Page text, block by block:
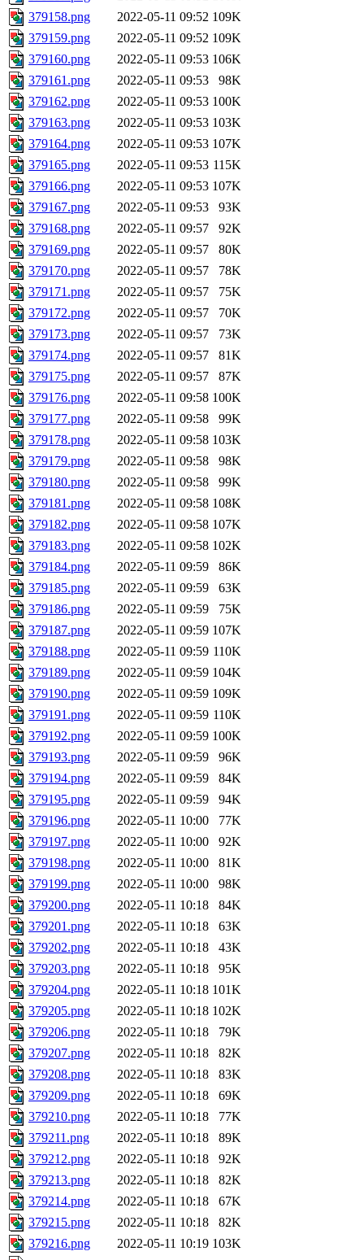
379158.png
2022-05-11 09:52 109K
379159.png
2022-05-11 09:52 109K
379160.png
2022-05-11 09:53 106K
379161.png
2022-05-11 09:53
98K
379162.png
2022-05-11 09:53 100K
379163.png
2022-05-11 09:53 103K
379164.png
2022-05-11 09:53 107K
379165.png
2022-05-11 09:53 115K
379166.png
2022-05-11 09:53 107K
379167.png
2022-05-11 09:53
93K
379168.png
2022-05-11 09:57
92K
379169.png
2022-05-11 09:57
80K
379170.png
2022-05-11 09:57
78K
379171.png
2022-05-11 09:57
75K
379172.png
2022-05-11 09:57
70K
379173.png
2022-05-11 09:57
73K
379174.png
2022-05-11 09:57
81K
379175.png
2022-05-11 09:57
87K
379176.png
2022-05-11 09:58 100K
379177.png
2022-05-11 09:58
99K
379178.png
2022-05-11 09:58 103K
379179.png
2022-05-11 09:58
98K
379180.png
2022-05-11 09:58
99K
379181.png
2022-05-11 09:58 108K
379182.png
2022-05-11 09:58 107K
379183.png
2022-05-11 09:58 102K
379184.png
2022-05-11 09:59
86K
379185.png
2022-05-11 09:59
63K
379186.png
2022-05-11 09:59
75K
379187.png
2022-05-11 09:59 107K
379188.png
2022-05-11 09:59 110K
379189.png
2022-05-11 09:59 104K
379190.png
2022-05-11 09:59 109K
379191.png
2022-05-11 09:59 110K
379192.png
2022-05-11 09:59 100K
379193.png
2022-05-11 09:59
96K
379194.png
2022-05-11 09:59
84K
379195.png
2022-05-11 09:59
94K
379196.png
2022-05-11 10:00
77K
379197.png
2022-05-11 10:00
92K
379198.png
2022-05-11 10:00
81K
379199.png
2022-05-11 10:00
98K
379200.png
2022-05-11 10:18
84K
379201.png
2022-05-11 10:18
63K
379202.png
2022-05-11 10:18
43K
379203.png
2022-05-11 10:18
95K
379204.png
2022-05-11 10:18 101K
379205.png
2022-05-11 10:18 102K
379206.png
2022-05-11 10:18
79K
379207.png
2022-05-11 10:18
82K
379208.png
2022-05-11 10:18
83K
379209.png
2022-05-11 10:18
69K
379210.png
2022-05-11 10:18
77K
379211.png
2022-05-11 10:18
89K
379212.png
2022-05-11 10:18
92K
379213.png
2022-05-11 10:18
82K
379214.png
2022-05-11 10:18
67K
379215.png
2022-05-11 10:18
82K
379216.png
2022-05-11 10:19 103K